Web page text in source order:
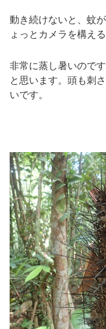
動き続けないと、蚊
ょっとカメラを構え
非常に蒸し暑いので
と思います。頭も刺
いです。